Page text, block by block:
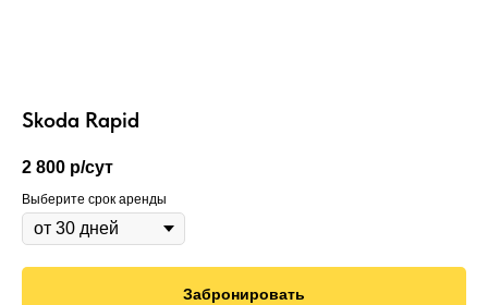
Skoda Rapid
2 800 р/сут
Выберите срок аренды
Забронировать